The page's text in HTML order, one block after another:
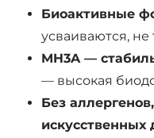
Биоактивные
усваиваются,
MH3A —
— высокая
Без
искусственных